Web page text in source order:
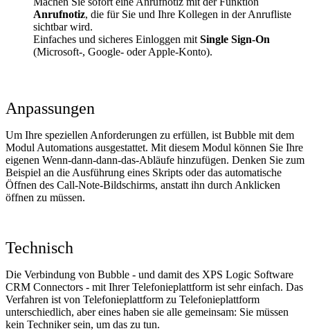
Anrufnotiz, die für Sie und Ihre Kollegen in der Anrufliste
sichtbar wird.
Einfaches und sicheres Einloggen mit Single Sign-On
(Microsoft-, Google- oder Apple-Konto).
Anpassungen
Um Ihre speziellen Anforderungen zu erfüllen, ist Bubble mit dem
Modul Automations ausgestattet. Mit diesem Modul können Sie Ihre
eigenen Wenn-dann-dann-das-Abläufe hinzufügen. Denken Sie zum
Beispiel an die Ausführung eines Skripts oder das automatische
Öffnen des Call-Note-Bildschirms, anstatt ihn durch Anklicken
öffnen zu müssen.
Technisch
Die Verbindung von Bubble - und damit des XPS Logic Software
CRM Connectors - mit Ihrer Telefonieplattform ist sehr einfach. Das
Verfahren ist von Telefonieplattform zu Telefonieplattform
unterschiedlich, aber eines haben sie alle gemeinsam: Sie müssen
kein Techniker sein, um das zu tun.